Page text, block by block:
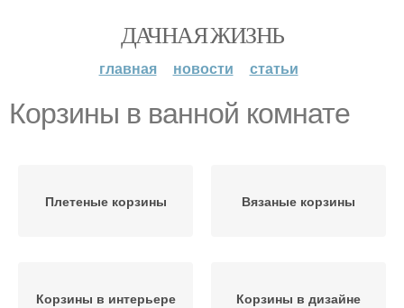
ДАЧНАЯ ЖИЗНЬ
главная новости статьи
Корзины в ванной комнате
Плетеные корзины Вязаные корзины
Корзины в интерьере Корзины в дизайне